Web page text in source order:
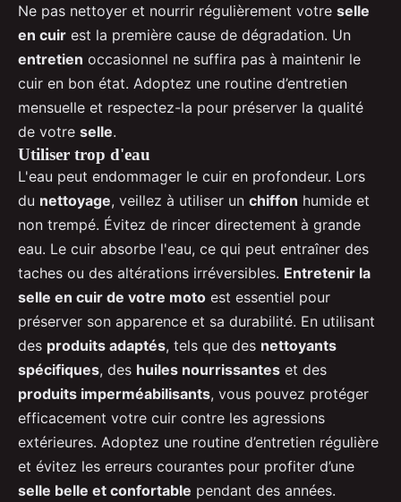
Ne pas nettoyer et nourrir régulièrement votre selle
en cuir est la première cause de dégradation. Un
entretien occasionnel ne suffira pas à maintenir le
cuir en bon état. Adoptez une routine d’entretien
mensuelle et respectez-la pour préserver la qualité
de votre selle.
Utiliser trop d'eau
L'eau peut endommager le cuir en profondeur. Lors
du nettoyage, veillez à utiliser un chiffon humide et
non trempé. Évitez de rincer directement à grande
eau. Le cuir absorbe l'eau, ce qui peut entraîner des
taches ou des altérations irréversibles. Entretenir la
selle en cuir de votre moto est essentiel pour
préserver son apparence et sa durabilité. En utilisant
des produits adaptés, tels que des nettoyants
spécifiques, des huiles nourrissantes et des
produits imperméabilisants, vous pouvez protéger
efficacement votre cuir contre les agressions
extérieures. Adoptez une routine d’entretien régulière
et évitez les erreurs courantes pour profiter d’une
selle belle et confortable pendant des années.